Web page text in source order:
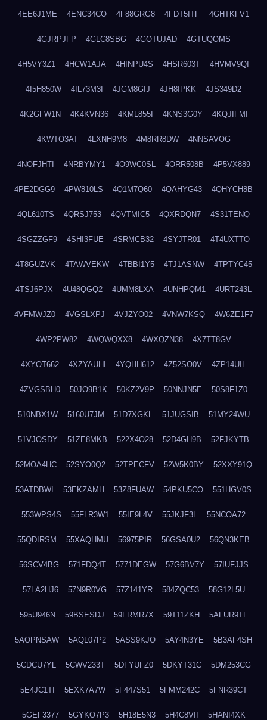
4EE6J1ME 4ENC34CO 4F88GRG8 4FDT5ITF 4GHTKFV1
4GJRPJFP 4GLC8SBG 4GOTUJAD 4GTUQOMS
4H5VY3Z1 4HCW1AJA 4HINPU4S 4HSR603T 4HVMV9QI
4I5H850W 4IL73M3I 4JGM8GIJ 4JH8IPKK 4JS349D2
4K2GFW1N 4K4KVN36 4KML855I 4KNS3G0Y 4KQJIFMI
4KWTO3AT 4LXNH9M8 4M8RR8DW 4NNSAVOG
4NOFJHTI 4NRBYMY1 4O9WC0SL 4ORR508B 4P5VX889
4PE2DGG9 4PW810LS 4Q1M7Q60 4QAHYG43 4QHYCH8B
4QL610TS 4QRSJ753 4QVTMIC5 4QXRDQN7 4S31TENQ
4SGZZGF9 4SHI3FUE 4SRMCB32 4SYJTR01 4T4UXTTO
4T8GUZVK 4TAWVEKW 4TBBI1Y5 4TJ1ASNW 4TPTYC45
4TSJ6PJX 4U48QGQ2 4UMM8LXA 4UNHPQM1 4URT243L
4VFMWJZ0 4VGSLXPJ 4VJZYO02 4VNW7KSQ 4W6ZE1F7
4WP2PW82 4WQWQXX8 4WXQZN38 4X7TT8GV
4XYOT662 4XZYAUHI 4YQHH612 4Z52SO0V 4ZP14UIL
4ZVGSBH0 50JO9B1K 50KZ2V9P 50NNJN5E 50S8F1Z0
510NBX1W 5160U7JM 51D7XGKL 51JUGSIB 51MY24WU
51VJOSDY 51ZE8MKB 522X4O28 52D4GH9B 52FJKYTB
52MOA4HC 52SYO0Q2 52TPECFV 52W5K0BY 52XXY91Q
53ATDBWI 53EKZAMH 53Z8FUAW 54PKU5CO 551HGV0S
553WPS4S 55FLR3W1 55IE9L4V 55JKJF3L 55NCOA72
55QDIRSM 55XAQHMU 56975PIR 56GSA0U2 56QN3KEB
56SCV4BG 571FDQ4T 5771DEGW 57G6BV7Y 57IUFJJS
57LA2HJ6 57N9R0VG 57Z141YR 584ZQC53 58G12L5U
595U946N 59BSESDJ 59FRMR7X 59T11ZKH 5AFUR9TL
5AOPNSAW 5AQL07P2 5ASS9KJO 5AY4N3YE 5B3AF4SH
5CDCU7YL 5CWV233T 5DFYUFZ0 5DKYT31C 5DM253CG
5E4JC1TI 5EXK7A7W 5F447S51 5FMM242C 5FNR39CT
5GEF3377 5GYKO7P3 5H18E5N3 5H4C8VII 5HANI4XK